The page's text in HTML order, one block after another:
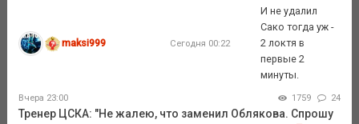
maksi999 Сегодня 00:22
И не удалил
Сако тогда уж -
2 локтя в
первые 2
минуты.
Вчера 23:00 1759 24
Тренер ЦСКА: "Не жалею, что заменил Облякова. Спрошу